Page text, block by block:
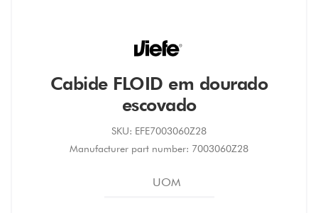
Cabide FLOID em dourado
escovado
SKU: EFE7003060Z28
Manufacturer part number: 7003060Z28
UOM